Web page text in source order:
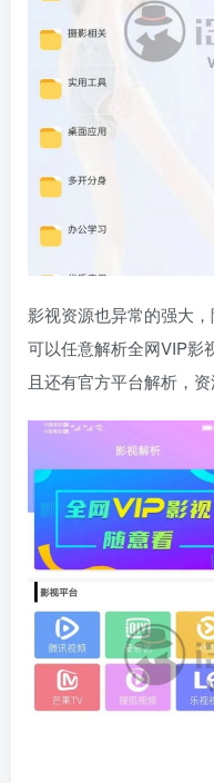
影视资源也异常的强大
可以任意解析全网VIP影
且还有官方平台解析，资